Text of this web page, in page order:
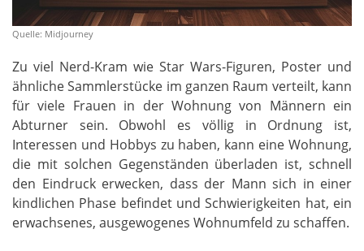
Quelle: Midjourney
Zu viel Nerd-Kram wie Star Wars-Figuren, Poster und
ähnliche Sammlerstücke im ganzen Raum verteilt, kann
für viele Frauen in der Wohnung von Männern ein
Abturner sein. Obwohl es völlig in Ordnung ist,
Interessen und Hobbys zu haben, kann eine Wohnung,
die mit solchen Gegenständen überladen ist, schnell
den Eindruck erwecken, dass der Mann sich in einer
kindlichen Phase befindet und Schwierigkeiten hat, ein
erwachsenes, ausgewogenes Wohnumfeld zu schaffen.